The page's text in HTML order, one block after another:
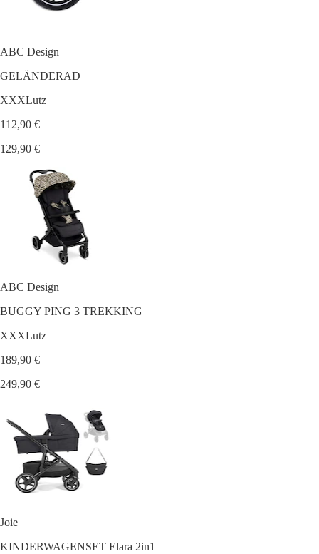
ABC Design
GELÄNDERAD
XXXLutz
112,90 €
129,90 €
ABC Design
BUGGY PING 3 TREKKING
XXXLutz
189,90 €
249,90 €
Joie
KINDERWAGENSET Elara 2in1